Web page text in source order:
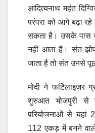
आदित्यनाथ महंत
परंपरा को आगे बढ़ा
सकता है। उसके पास
नहीं आता है। संत
जाता है तो संत उनसे
मोदी ने फर्टिलाइजर
शुरुआत भोजपुरी से
परियोजनाओं से यहां
112 एकड़ में बनने